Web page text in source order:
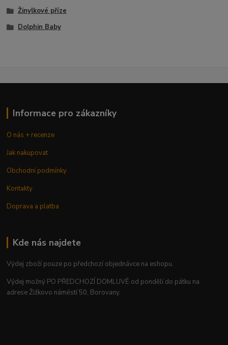
Žinylkové příze
Dolphin Baby
Informace pro zákazníky
O nás + recenze
Jak nakupovat
Obchodní podmínky
Kontakty
Doprava a platba
Kde nás najdete
Výdej zboží pouze po předchozí objednávce na eshopu.
Výdej možný PO PŘEDCHOZÍ DOMLUVĚ od pondělí do pátku na
adrese Žižkovo náměstí 50, Borovany.